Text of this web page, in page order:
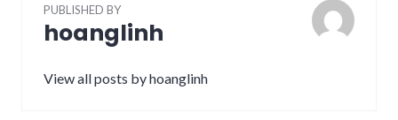
PUBLISHED BY
hoanglinh
View all posts by hoanglinh